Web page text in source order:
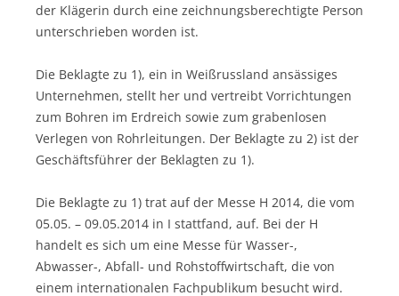
der Klägerin durch eine zeichnungsberechtigte Person
unterschrieben worden ist.
Die Beklagte zu 1), ein in Weißrussland ansässiges
Unternehmen, stellt her und vertreibt Vorrichtungen
zum Bohren im Erdreich sowie zum grabenlosen
Verlegen von Rohrleitungen. Der Beklagte zu 2) ist der
Geschäftsführer der Beklagten zu 1).
Die Beklagte zu 1) trat auf der Messe H 2014, die vom
05.05. – 09.05.2014 in I stattfand, auf. Bei der H
handelt es sich um eine Messe für Wasser-,
Abwasser-, Abfall- und Rohstoffwirtschaft, die von
einem internationalen Fachpublikum besucht wird.